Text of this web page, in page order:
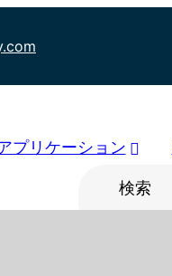
プリケーション
検索